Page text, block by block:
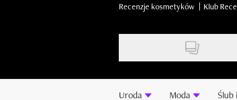
Recenzje kosmetyków Klub
Uroda Moda Ślub